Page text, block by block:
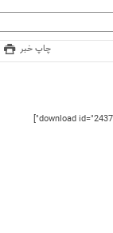
چاپ خبر